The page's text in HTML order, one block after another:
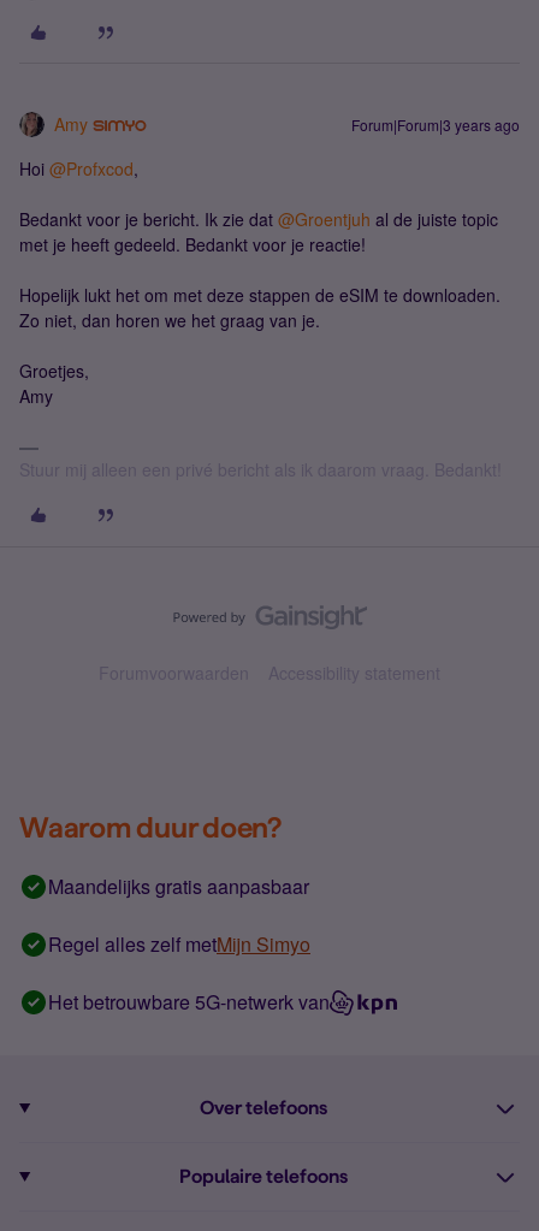
Amy Forum|Forum|3 years ago
Hoi @Profxcod,
Bedankt voor je bericht. Ik zie dat @Groentjuh al de juiste topic
met je heeft gedeeld. Bedankt voor je reactie!
Hopelijk lukt het om met deze stappen de eSIM te downloaden.
Zo niet, dan horen we het graag van je.
Groetjes,
Amy
Stuur mij alleen een privé bericht als ik daarom vraag. Bedankt!
Forumvoorwaarden Accessibility statement
Waarom duur doen?
Maandelijks gratis aanpasbaar
Regel alles zelf metMijn Simyo
Het betrouwbare 5G-netwerk van
Over telefoons
Populaire telefoons